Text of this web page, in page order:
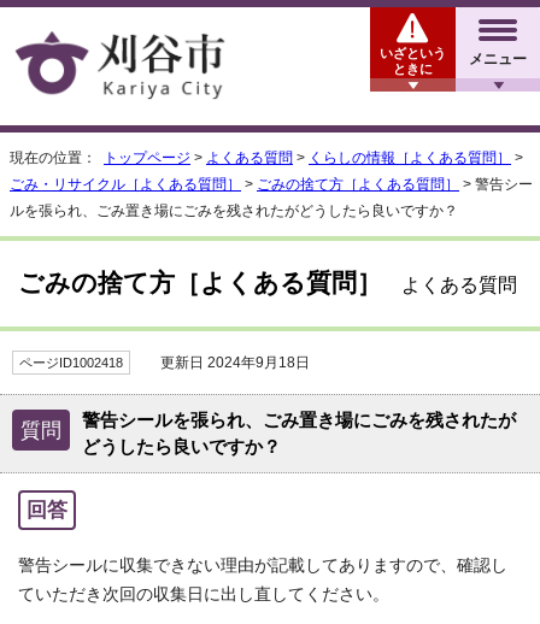
メニュー
いざという
ときに
現在の位置： トップページ > よくある質問 > くらしの情報［よくある質問］
>
ごみ・リサイクル［よくある質問］
> ごみの捨て方［よくある質問］
> 警告シー
ルを張られ、ごみ置き場にごみを残されたがどうしたら良いですか？
ごみの捨て方［よくある質問］ よくある質問
ページID1002418 更新日 2024年9月18日
質問
警告シールを張られ、ごみ置き場にごみを残されたが
どうしたら良いですか？
回答
警告シールに収集できない理由が記載してありますので、確認し
ていただき次回の収集日に出し直してください。